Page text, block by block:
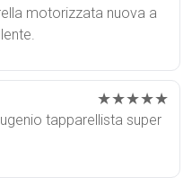
motorizzata nuova a
★★★★★
tapparellista super